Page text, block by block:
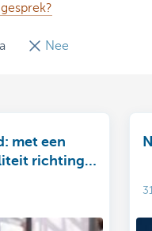
Nee
met een
richting